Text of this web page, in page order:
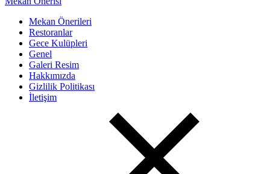
Mekan Önerileri
Restoranlar
Gece Kulüpleri
Genel
Galeri Resim
Hakkımızda
Gizlilik Politikası
İletişim